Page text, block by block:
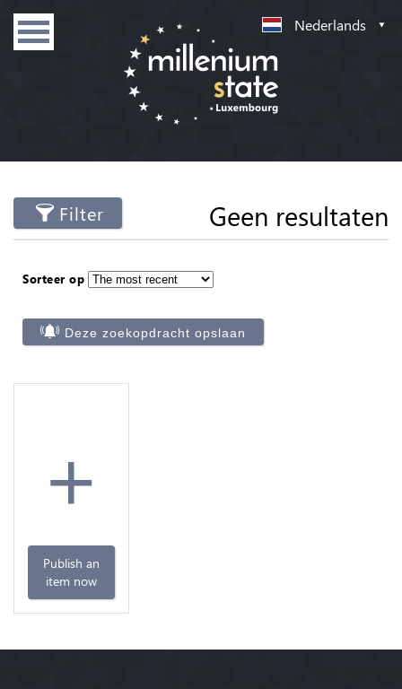
Nederlands
Filter Geen resultaten
Sorteer op
Deze zoekopdracht opslaan
+
Publish an
item now